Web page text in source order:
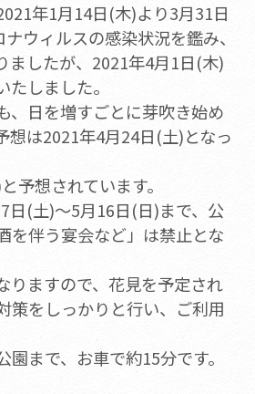
年1月14日(木)より3月31日
ウィルスの感染状況を鑑み、
ましたが、2021年4月1日(木)
しました。
、日を増すごとに芽吹き始め
想は2021年4月24日(土)となっ
予想されています。
日(土)～5月16日(日)まで、公
を伴う宴会など」は禁止とな
りますので、花見を予定され
策をしっかりと行い、ご利用
まで、お車で約15分です。